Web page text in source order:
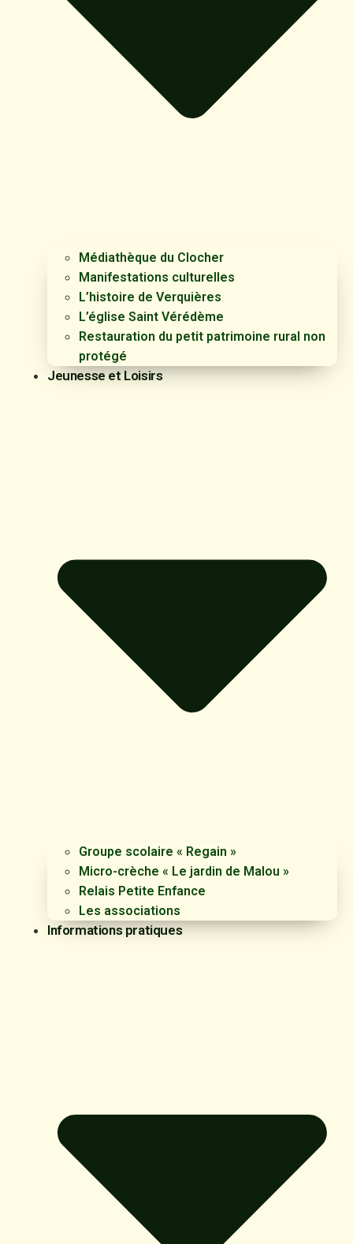
Médiathèque du Clocher
Manifestations culturelles
L’histoire de Verquières
L’église Saint Vérédème
Restauration du petit patrimoine rural non
protégé
Jeunesse et Loisirs
Groupe scolaire « Regain »
Micro-crèche « Le jardin de Malou »
Relais Petite Enfance
Les associations
Informations pratiques